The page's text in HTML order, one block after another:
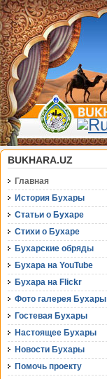
BUKHARA.UZ
Главная
История Бухары
Статьи о Бухаре
Стихи о Бухаре
Бухарские обряды
Бухара на YouTube
Бухара на Flickr
Фото галерея Бухары
Гостевая Бухары
Настоящее Бухары
Новости Бухары
Помочь проекту